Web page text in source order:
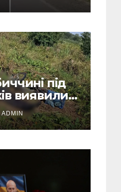
під
виявили
чоловіка
ADMIN